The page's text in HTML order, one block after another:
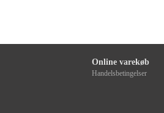
Online varekøb
Handelsbetingelser